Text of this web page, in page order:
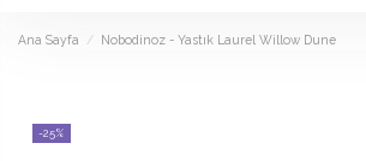
Ana Sayfa Nobodinoz - Yastık Laurel Willow Dune
-25%